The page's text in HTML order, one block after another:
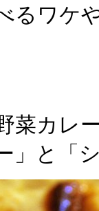
るワケ
カレ
」と「